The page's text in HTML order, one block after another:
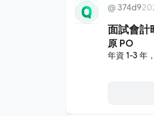
@ 374d9
面試會計
原 PO
年資 1-3 年